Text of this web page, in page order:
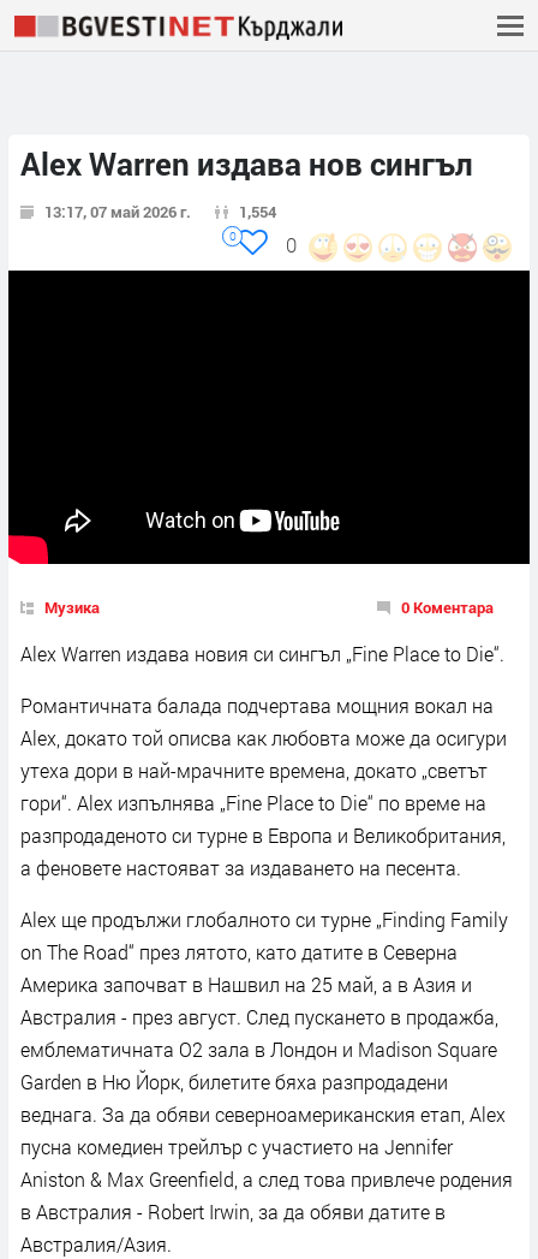
Alex Warren издава нов сингъл
13:17, 07 май 2026 г. 1,554
0
0
Музика 0 Коментара
Alex Warren издава новия си сингъл „Fine Place to Die“.
Романтичната балада подчертава мощния вокал на
Alex, докато той описва как любовта може да осигури
утеха дори в най-мрачните времена, докато „светът
гори“. Alex изпълнява „Fine Place to Die“ по време на
разпродаденото си турне в Европа и Великобритания,
а феновете настояват за издаването на песента.
Alex ще продължи глобалното си турне „Finding Family
on The Road“ през лятото, като датите в Северна
Америка започват в Нашвил на 25 май, а в Азия и
Австралия - през август. След пускането в продажба,
емблематичната O2 зала в Лондон и Madison Square
Garden в Ню Йорк, билетите бяха разпродадени
веднага. За да обяви северноамериканския етап, Alex
пусна комедиен трейлър с участието на Jennifer
Aniston & Max Greenfield, а след това привлече родения
в Австралия - Robert Irwin, за да обяви датите в
Австралия/Азия.